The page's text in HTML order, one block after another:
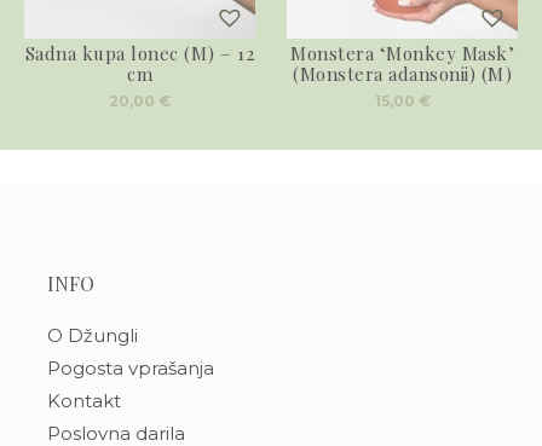
Sadna kupa lonec (M) – 12
cm
20,00 €
Monstera ‘Monkey Mask’
(Monstera adansonii) (M)
15,00 €
INFO
O Džungli
Pogosta vprašanja
Kontakt
Poslovna darila